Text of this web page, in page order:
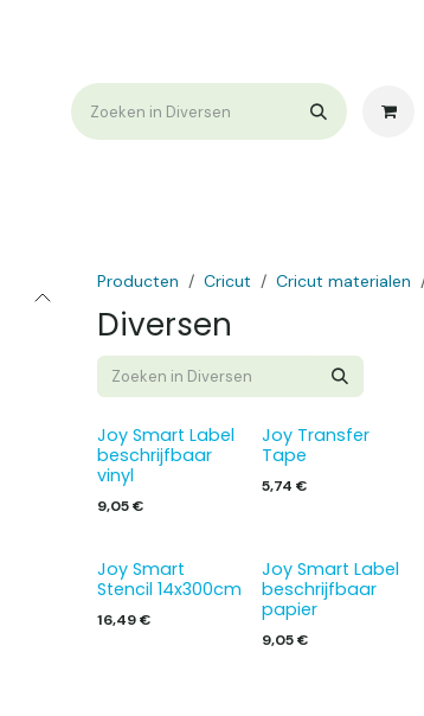
Producten Cricut Cricut materialen
Diversen
Joy Smart Label
beschrijfbaar
vinyl
9,05€
Joy Transfer
Tape
5,74 €
Joy Smart
Stencil 14x300cm
16,49€
Joy Smart Label
beschrijfbaar
papier
9,05€